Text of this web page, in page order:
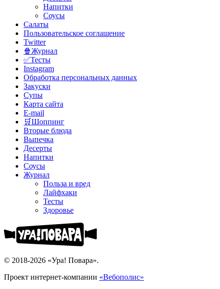
Напитки
Соусы
Салаты
Пользовательское соглашение
Twitter
🍿Журнал
✅Тесты
Instagram
Обработка персональных данных
Закуски
Супы
Карта сайта
E-mail
🛒Шоппинг
Вторые блюда
Выпечка
Десерты
Напитки
Соусы
Журнал
Польза и вред
Лайфхаки
Тесты
Здоровье
© 2018-2026 «Ура! Повара».
Проект интернет-компании «Вебополис»